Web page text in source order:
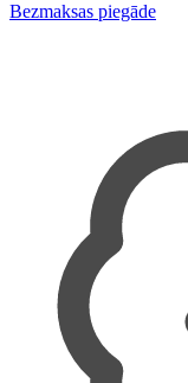
Bezmaksas piegāde